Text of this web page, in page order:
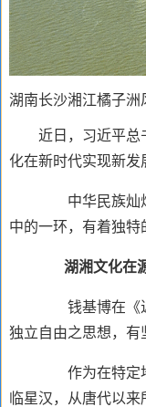
湖南长沙湘江橘子洲
近日，习近平总
化在新时代实现新
中华民族灿烂
中的一环，有着独
湖湘文化在
钱基博在《近
独立自由之思想，有
作为在特定地
临星汉，从唐代以来